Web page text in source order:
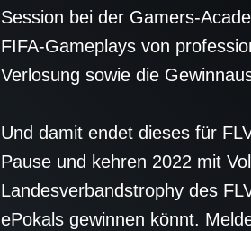
Session bei der Gamers-
FIFA-Gameplays von
Verlosung sowie die
Und damit endet dieses für
Pause und kehren 2022 mit
Landesverbandstrophy des
ePokals gewinnen könnt.